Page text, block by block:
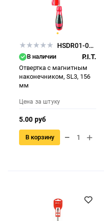
HSDR01-0753
В наличии P.I.T.
Отвертка с магнитным
наконечником, SL3, 156
мм
Цена за штуку
5.00 руб
В корзину